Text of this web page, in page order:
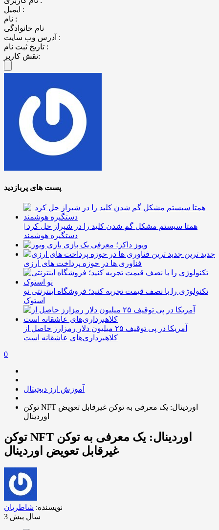
ایمیل :
نام :
نام خانوادگی
آدرس وب سایت :
تاریخ ثبت نام :
نقش کاربر:
پست های پربازدید
همتا سیستم مشکل گم شدن کلید را در شیراز حل کرد |
دستگیره هوشمند
ویوز داکز؛ معرفی یک بازی
جدید ترین
فناوری ها در حوزه پرداخت های ارزی
تکنولوژی را با نصف قیمت تجربه کنید؛ فروشگاه اینترنتی نو
استوک
آمریکا در پی توقیف ۲۵ میلیون دلار رمزارز حاصل از
کلاهبرداری‌های عاشقانه است
0
آموزش ارز دیجیتال
توکن NFT اوردینال: یک معرفی به توکن غیرقابل تعویض
اوردینال
توکن NFT اوردینال: یک معرفی به توکن
غیرقابل تعویض اوردینال
نویسنده: شاطریان
3 سال پیش